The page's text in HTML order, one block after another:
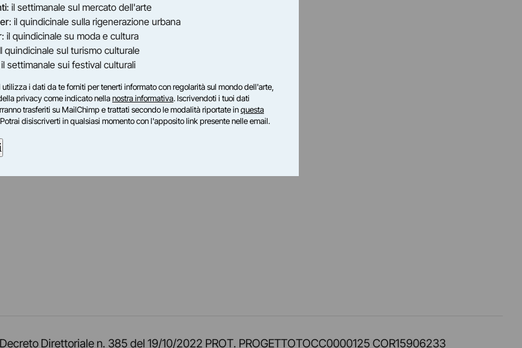
Rss
Direttoriale n. 385 del 19/10/2022 PROT. PROGETTOTOCC0000125 COR15906233
: il settimanale sul mercato dell'arte
: il quindicinale sulla rigenerazione urbana
: il quindicinale su moda e cultura
quindicinale sul turismo culturale
il settimanale sui festival culturali
utilizza i dati da te forniti per tenerti informato con regolarità sul mondo dell'arte,
privacy come indicato nellanostra informativa. Iscrivendoti i tuoi dati
trasferiti su MailChimp e trattati secondo le modalità riportate inquesta
disiscriverti in qualsiasi momento con l'apposito link presente nelle email.